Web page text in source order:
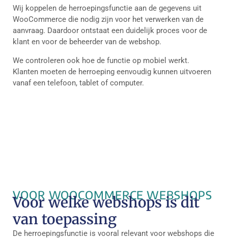
Wij koppelen de herroepingsfunctie aan de gegevens uit
WooCommerce die nodig zijn voor het verwerken van de
aanvraag. Daardoor ontstaat een duidelijk proces voor de
klant en voor de beheerder van de webshop.
We controleren ook hoe de functie op mobiel werkt.
Klanten moeten de herroeping eenvoudig kunnen uitvoeren
vanaf een telefoon, tablet of computer.
VOOR WOOCOMMERCE WEBSHOPS
Voor welke webshops is dit
van toepassing
De herroepingsfunctie is vooral relevant voor webshops die